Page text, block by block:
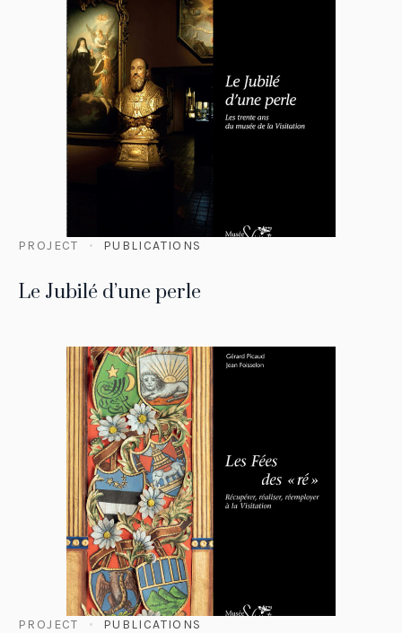
PROJECT PUBLICATIONS
Le Jubilé d’une perle
PROJECT PUBLICATIONS